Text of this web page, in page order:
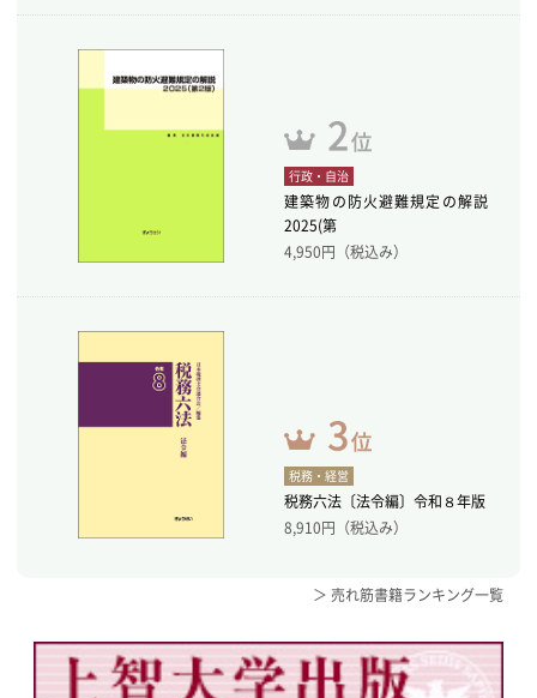
行政・自治
建築物の防火避難規定の解説
2025(第
4,950円（税込み）
税務・経営
税務六法〔法令編〕令和８年版
8,910円（税込み）
＞ 売れ筋書籍ランキング一覧